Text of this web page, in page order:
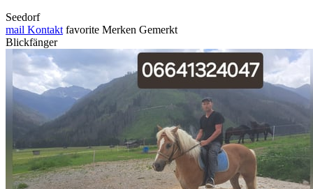
Seedorf
mail Kontakt favorite Merken Gemerkt
Blickfänger